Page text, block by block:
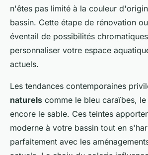
n'êtes pas limité à la couleur
bassin. Cette étape de rénovation
éventail de possibilités
personnaliser votre espace
actuels.
Les tendances contemporaines
naturels comme le bleu caraïbes,
encore le sable. Ces teintes
moderne à votre bassin tout en
parfaitement avec les